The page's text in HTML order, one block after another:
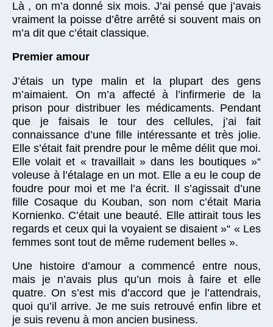
Là , on m’a donné six mois. J’ai pensé que j’avais
vraiment la poisse d’être arrêté si souvent mais on
m’a dit que c’était classique.
Premier amour
J’étais un type malin et la plupart des gens
m’aimaient. On m’a affecté à l’infirmerie de la
prison pour distribuer les médicaments. Pendant
que je faisais le tour des cellules, j’ai fait
connaissance d’une fille intéressante et très jolie.
Elle s’était fait prendre pour le même délit que moi.
Elle volait et « travaillait » dans les boutiques »“
voleuse à l’étalage en un mot. Elle a eu le coup de
foudre pour moi et me l’a écrit. Il s’agissait d’une
fille Cosaque du Kouban, son nom c’était Maria
Kornienko. C’était une beauté. Elle attirait tous les
regards et ceux qui la voyaient se disaient »“ « Les
femmes sont tout de même rudement belles ».
Une histoire d’amour a commencé entre nous,
mais je n’avais plus qu’un mois à faire et elle
quatre. On s’est mis d’accord que je l’attendrais,
quoi qu’il arrive. Je me suis retrouvé enfin libre et
je suis revenu à mon ancien business.